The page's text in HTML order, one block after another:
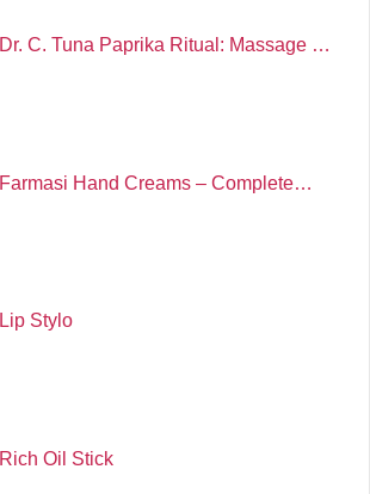
Dr. C. Tuna Paprika Ritual: Massage …
Farmasi Hand Creams – Complete…
Lip Stylo
Rich Oil Stick